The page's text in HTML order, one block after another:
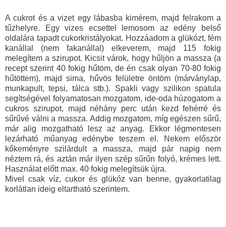
A cukrot és a vizet egy lábasba kimérem, majd felrakom a
tűzhelyre. Egy vizes ecsettel lemosom az edény belső
oldalára tapadt cukorkristályokat. Hozzáadom a glükózt, fém
kanállal (nem fakanállal) elkeverem, majd 115 fokig
melegítem a szirupot. Kicsit várok, hogy hűljön a massza (a
recept szerint 40 fokig hűtöm, de én csak olyan 70-80 fokig
hűtöttem), majd sima, hűvös felületre öntöm (márványlap,
munkapult, tepsi, tálca stb.). Spakli vagy szilikon spatula
segítségével folyamatosan mozgatom, ide-oda húzogatom a
cukros szirupot, majd néhány perc után kezd fehérré és
sűrűvé válni a massza. Addig mozgatom, míg egészen sűrű,
már alig mozgatható lesz az anyag. Ekkor légmentesen
lezárható műanyag edénybe teszem el. Nekem először
kőkeményre szilárdult a massza, majd pár napig nem
néztem rá, és aztán már ilyen szép sűrűn folyó, krémes lett.
Használat előtt max. 40 fokig melegítsük újra.
Mivel csak víz, cukor és glükóz van benne, gyakorlatilag
korlátlan ideig eltartható szerintem.